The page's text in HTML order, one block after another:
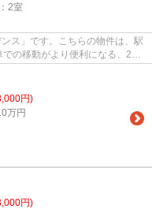
2室
ス」です。こちらの物件は、駅
の移動がより便利になる、2駅
円)
万円
円)